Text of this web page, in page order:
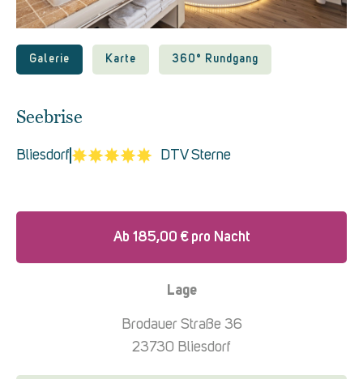
Galerie Karte 360° Rundgang
Seebrise
Bliesdorf DTV Sterne
Ab 185,00 € pro Nacht
Lage
Brodauer Straße 36
23730 Bliesdorf